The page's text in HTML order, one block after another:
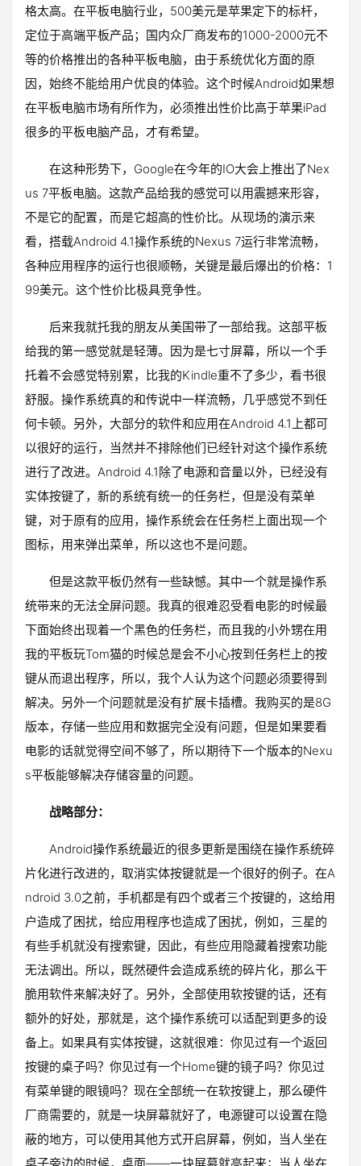
格太高。在平板电脑行业，500美元是苹果定下的标杆，
定位于高端平板产品；国内众厂商发布的1000-2000元不
等的价格推出的各种平板电脑，由于系统优化方面的原
因，始终不能给用户优良的体验。这个时候Android如果想
在平板电脑市场有所作为，必须推出性价比高于苹果iPad
很多的平板电脑产品，才有希望。
在这种形势下，Google在今年的IO大会上推出了Nex
us 7平板电脑。这款产品给我的感觉可以用震撼来形容，
不是它的配置，而是它超高的性价比。从现场的演示来
看，搭载Android 4.1操作系统的Nexus 7运行非常流畅，
各种应用程序的运行也很顺畅，关键是最后爆出的价格：1
99美元。这个性价比极具竞争性。
后来我就托我的朋友从美国带了一部给我。这部平板
给我的第一感觉就是轻薄。因为是七寸屏幕，所以一个手
托着不会感觉特别累，比我的Kindle重不了多少，看书很
舒服。操作系统真的和传说中一样流畅，几乎感觉不到任
何卡顿。另外，大部分的软件和应用在Android 4.1上都可
以很好的运行，当然并不排除他们已经针对这个操作系统
进行了改进。Android 4.1除了电源和音量以外，已经没有
实体按键了，新的系统有统一的任务栏，但是没有菜单
键，对于原有的应用，操作系统会在任务栏上面出现一个
图标，用来弹出菜单，所以这也不是问题。
但是这款平板仍然有一些缺憾。其中一个就是操作系
统带来的无法全屏问题。我真的很难忍受看电影的时候最
下面始终出现着一个黑色的任务栏，而且我的小外甥在用
我的平板玩Tom猫的时候总是会不小心按到任务栏上的按
键从而退出程序，所以，我个人认为这个问题必须要得到
解决。另外一个问题就是没有扩展卡插槽。我购买的是8G
版本，存储一些应用和数据完全没有问题，但是如果要看
电影的话就觉得空间不够了，所以期待下一个版本的Nexu
s平板能够解决存储容量的问题。
战略部分：
Android操作系统最近的很多更新是围绕在操作系统碎
片化进行改进的，取消实体按键就是一个很好的例子。在A
ndroid 3.0之前，手机都是有四个或者三个按键的，这给用
户造成了困扰，给应用程序也造成了困扰，例如，三星的
有些手机就没有搜索键，因此，有些应用隐藏着搜索功能
无法调出。所以，既然硬件会造成系统的碎片化，那么干
脆用软件来解决好了。另外，全部使用软按键的话，还有
额外的好处，那就是，这个操作系统可以适配到更多的设
备上。如果具有实体按键，这就很难：你见过有一个返回
按键的桌子吗？你见过有一个Home键的镜子吗？你见过
有菜单键的眼镜吗？现在全部统一在软按键上，那么硬件
厂商需要的，就是一块屏幕就好了，电源键可以设置在隐
蔽的地方，可以使用其他方式开启屏幕，例如，当人坐在